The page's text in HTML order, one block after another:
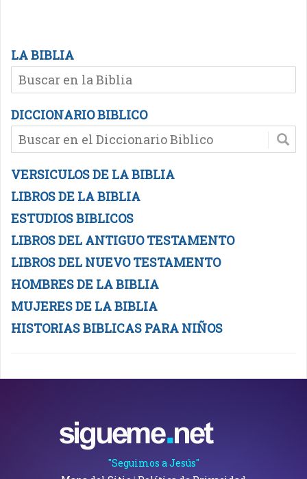
LA BIBLIA
DICCIONARIO BIBLICO
VERSICULOS DE LA BIBLIA
LIBROS DE LA BIBLIA
ESTUDIOS BIBLICOS
LIBROS DEL ANTIGUO TESTAMENTO
LIBROS DEL NUEVO TESTAMENTO
HOMBRES DE LA BIBLIA
MUJERES DE LA BIBLIA
HISTORIAS BIBLICAS PARA NIÑOS
"Seguimos a Jesús"